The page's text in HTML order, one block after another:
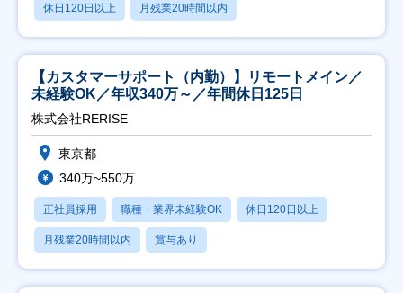
休日120日以上 月残業20時間以内
【カスタマーサポート（内勤）】リモートメイン／
未経験OK／年収340万～／年間休日125日
株式会社RERISE
東京都
340万~550万
正社員採用 職種・業界未経験OK 休日120日以上
月残業20時間以内 賞与あり